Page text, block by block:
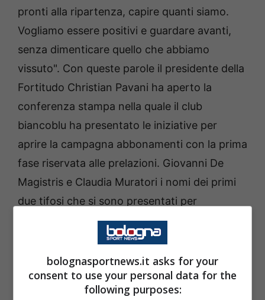
pronti alla ripartenza, capire quanti siamo.
Vogliamo essere positivi e guardare avanti,
senza dimenticare quello che abbiamo
vissuto". Con queste parole il presidente della
Fortitudo Christian Pavani ha aperto la
conferenza stampa nella quale il club
biancoblu ha presentato le iniziative per
aprire la campagna abbonamenti con la prima
fase riservata alle prelazioni. Giovanni De
Magistris e Claudia Muratori i nomi dei primi
due tifosi che si sono presentati per
esercitare l’opzione di rinnovo.
Con accanto il direttore generale di Banca
Cambiano, Francesco Bossio, Pavani ha
illustrato la modalità scelta dalla società e
bolognasportnews.it asks for your
consent to use your personal data for the
following purposes: